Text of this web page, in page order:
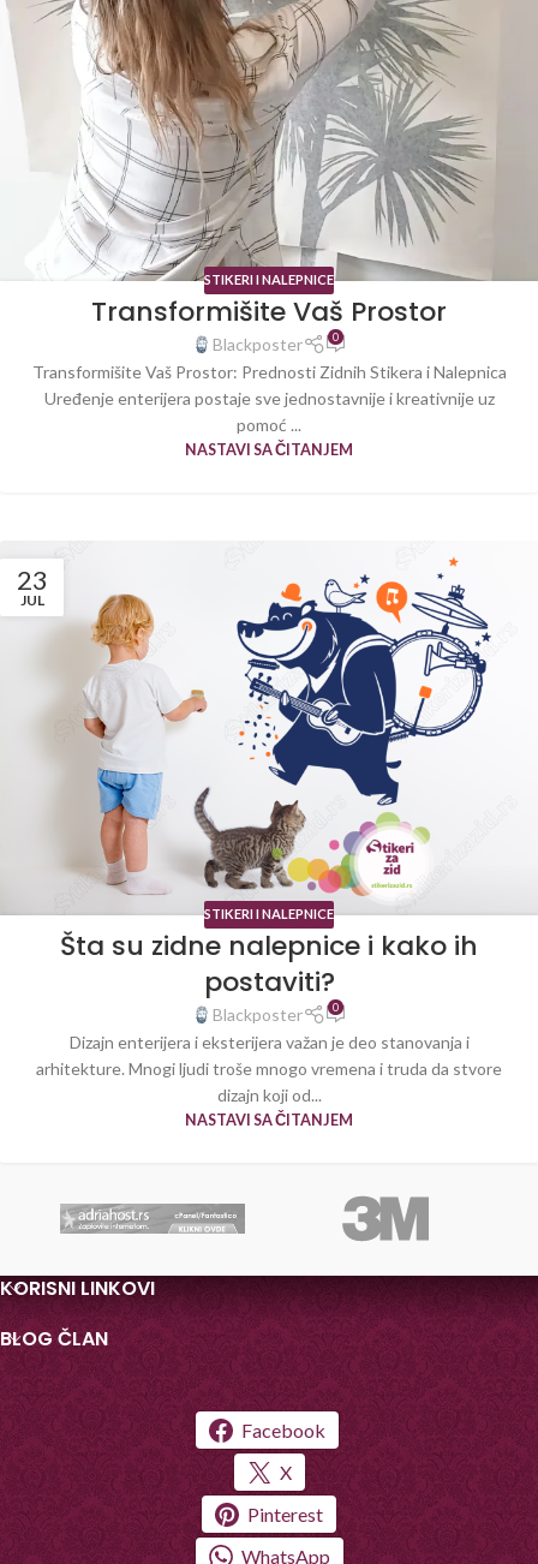
STIKERI I NALEPNICE
Transformišite Vaš Prostor
Blackposter 0
Transformišite Vaš Prostor: Prednosti Zidnih Stikera i Nalepnica
Uređenje enterijera postaje sve jednostavnije i kreativnije uz
pomoć ...
NASTAVI SA ČITANJEM
23
JUL
STIKERI I NALEPNICE
Šta su zidne nalepnice i kako ih
postaviti?
Blackposter 0
Dizajn enterijera i eksterijera važan je deo stanovanja i
arhitekture. Mnogi ljudi troše mnogo vremena i truda da stvore
dizajn koji od...
NASTAVI SA ČITANJEM
KORISNI LINKOVI
BLOG ČLAN
Facebook
X
Pinterest
WhatsApp